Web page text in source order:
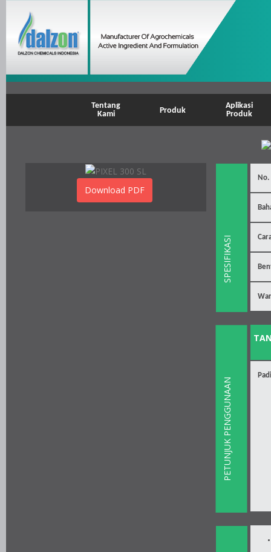
Tentang
Kami
Produk
Aplikasi
Produk
Download PDF
SPESIFIKASI
PETUNJUK PENGGUNAAN